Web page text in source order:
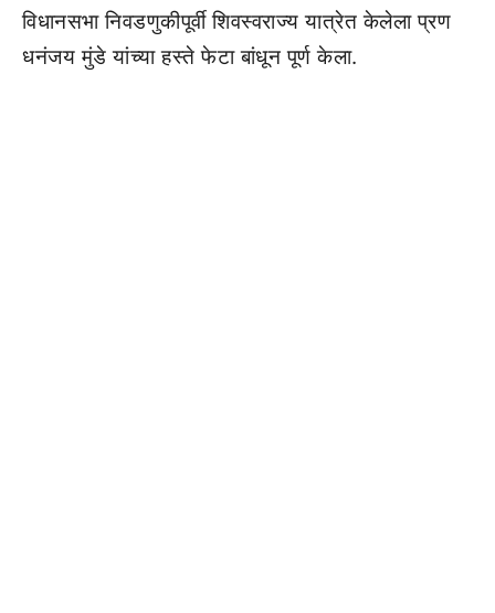
विधानसभा निवडणुकीपूर्वी शिवस्वराज्य यात्रेत केलेला प्रण
धनंजय मुंडे यांच्या हस्ते फेटा बांधून पूर्ण केला.